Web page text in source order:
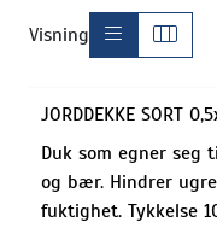
Visning
JORDDEKKE SORT
Duk som egner
og bær. Hindrer
fuktighet. Tykkelse
Plantevern og nyttedyr
Driftsmidler